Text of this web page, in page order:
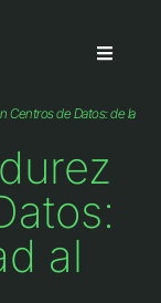
Centros de Datos: de la
al